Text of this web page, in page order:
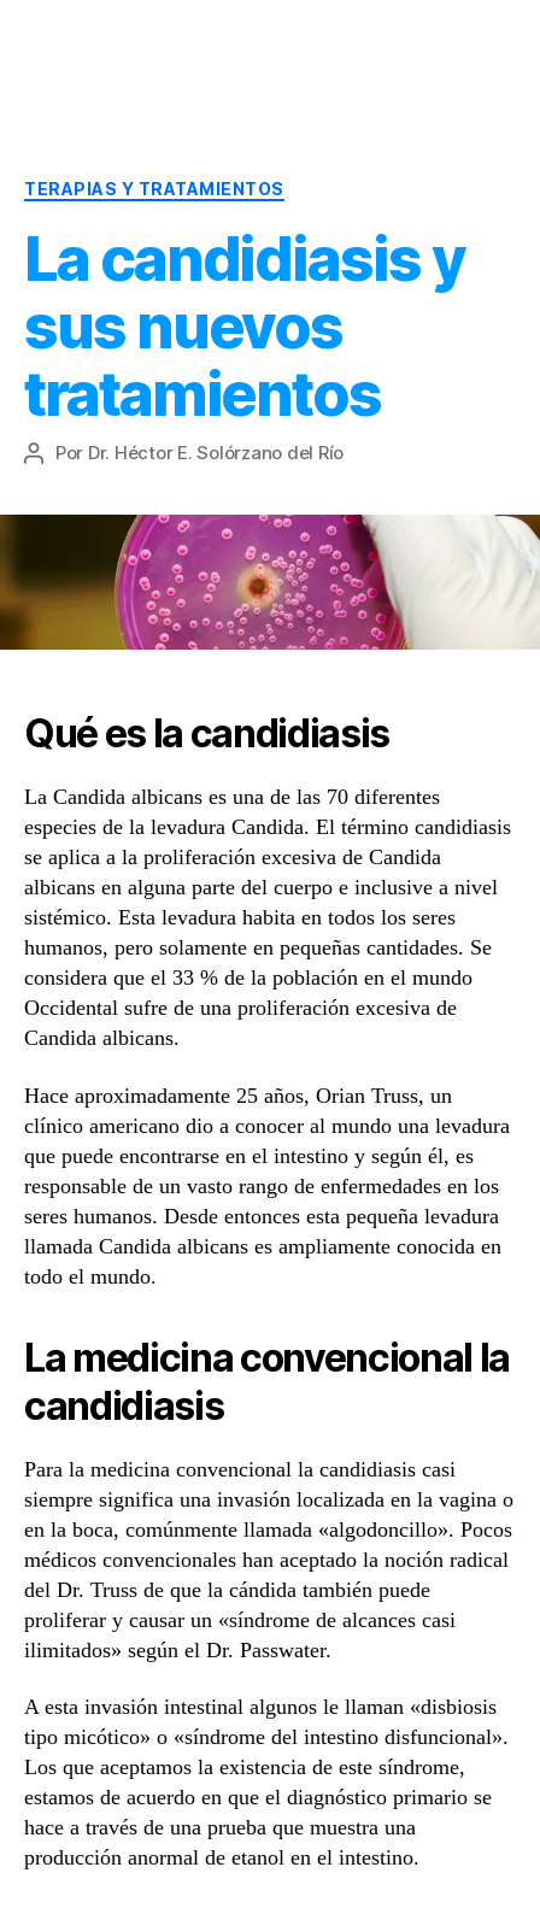
Terapia
Nutricional
y
Nutrición
Categorías
TERAPIAS Y TRATAMIENTOS
La candidiasis y
sus nuevos
tratamientos
Autor
Por Dr. Héctor E. Solórzano del Río
Qué es la candidiasis
La Candida albicans es una de las 70 diferentes
especies de la levadura Candida. El término candidiasis
se aplica a la proliferación excesiva de Candida
albicans en alguna parte del cuerpo e inclusive a nivel
sistémico. Esta levadura habita en todos los seres
humanos, pero solamente en pequeñas cantidades. Se
considera que el 33 % de la población en el mundo
Occidental sufre de una proliferación excesiva de
Candida albicans.
Hace aproximadamente 25 años, Orian Truss, un
clínico americano dio a conocer al mundo una levadura
que puede encontrarse en el intestino y según él, es
responsable de un vasto rango de enfermedades en los
seres humanos. Desde entonces esta pequeña levadura
llamada Candida albicans es ampliamente conocida en
todo el mundo.
La medicina convencional la
candidiasis
Para la medicina convencional la candidiasis casi
siempre significa una invasión localizada en la vagina o
en la boca, comúnmente llamada «algodoncillo». Pocos
médicos convencionales han aceptado la noción radical
del Dr. Truss de que la cándida también puede
proliferar y causar un «síndrome de alcances casi
ilimitados» según el Dr. Passwater.
A esta invasión intestinal algunos le llaman «disbiosis
tipo micótico» o «síndrome del intestino disfuncional».
Los que aceptamos la existencia de este síndrome,
estamos de acuerdo en que el diagnóstico primario se
hace a través de una prueba que muestra una
producción anormal de etanol en el intestino.